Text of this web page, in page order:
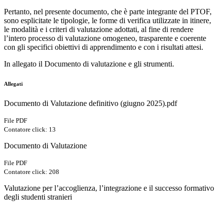
Pertanto, nel presente documento, che è parte integrante del PTOF,
sono esplicitate le tipologie, le forme di verifica utilizzate in itinere,
le modalità e i criteri di valutazione adottati, al fine di rendere
l’intero processo di valutazione omogeneo, trasparente e coerente
con gli specifici obiettivi di apprendimento e con i risultati attesi.
In allegato il Documento di valutazione e gli strumenti.
Allegati
Documento di Valutazione definitivo (giugno 2025).pdf
File PDF
Contatore click: 13
Documento di Valutazione
File PDF
Contatore click: 208
Valutazione per l’accoglienza, l’integrazione e il successo formativo
degli studenti stranieri